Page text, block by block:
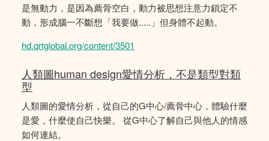
是無動力，是因為薦骨空白，動力被思想注意力鎖定不
動，形成腦一不斷想「我要做.....」但身體不起動。
hd.qrtglobal.org/content/3501
人類圖human design愛情分析，不是類型對類
型
人類圖的愛情分析，從自己的G中心/薦骨中心，體驗什麼
是愛，什麼使自己快樂。 從G中心了解自己與他人的情感
如何連結。